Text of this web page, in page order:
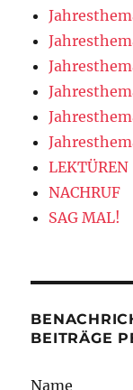
LEKTÜREN
NACHRUF
SAG MAL!
BEITRÄGE
Name